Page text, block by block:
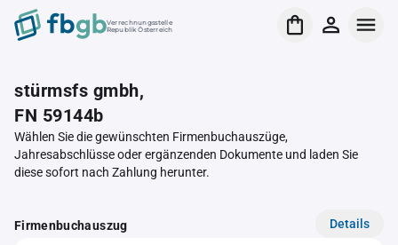
Verrechnungsstelle
Republik Österreich
stürmsfs gmbh,
FN 59144b
Wählen Sie die gewünschten Firmenbuchauszüge,
Jahresabschlüsse oder ergänzenden Dokumente und laden Sie
diese sofort nach Zahlung herunter.
Firmenbuchauszug Details